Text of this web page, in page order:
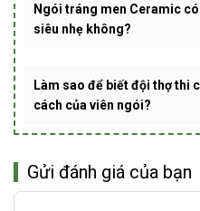
Ngói tráng men Ceramic
siêu nhẹ không?
Làm sao để biết đội thợ thi
cách của viên ngói?
Gửi đánh giá của bạn